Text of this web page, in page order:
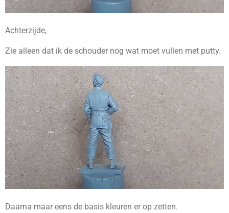
Achterzijde,
Zie alleen dat ik de schouder nog wat moet vullen met putty.
Daarna maar eens de basis kleuren er op zetten.